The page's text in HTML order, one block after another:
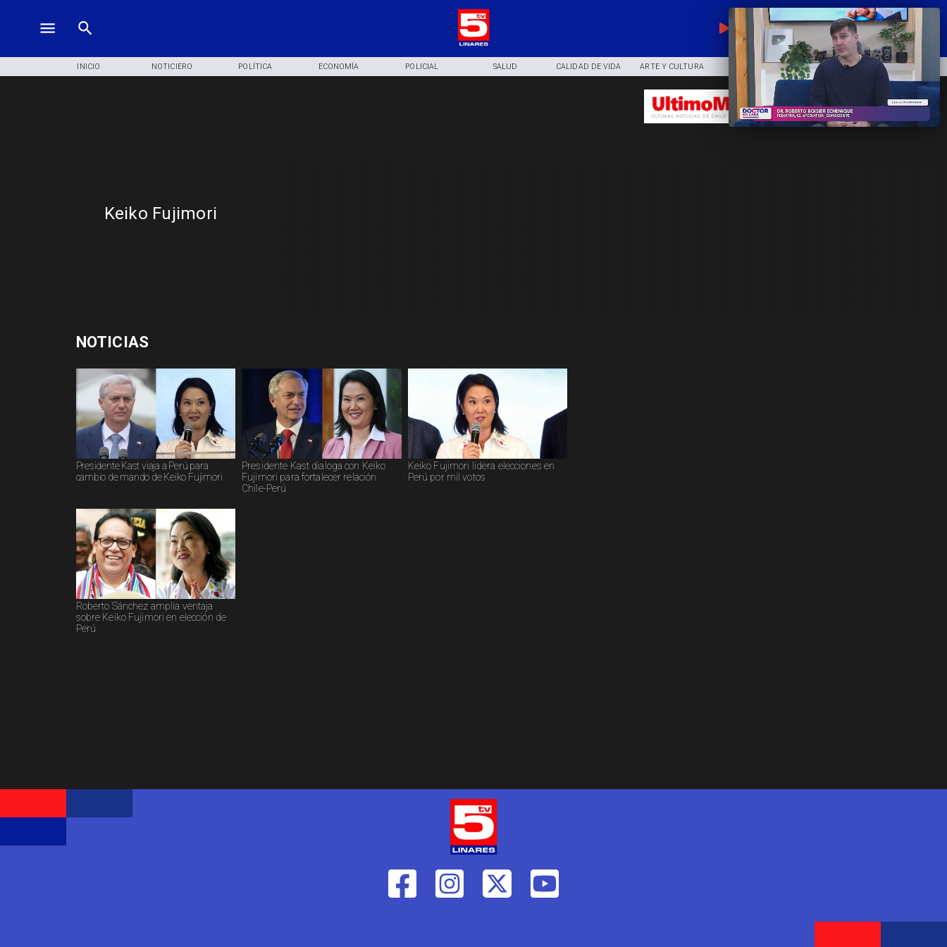
EN VIVO
INICIO NOTICIERO POLÍTICA ECONOMÍA POLICIAL SALUD CALIDAD DE VIDA ARTE Y CULTURA COMUNIDAD DEPORTES
Keiko Fujimori
NOTICIAS
Presidente Kast viaja a Perú para
cambio de mando de Keiko Fujimori
Presidente Kast dialoga con Keiko
Fujimori para fortalecer relación
Chile-Perú
Keiko Fujimori lidera elecciones en
Perú por mil votos
Roberto Sánchez amplía ventaja
sobre Keiko Fujimori en elección de
Perú